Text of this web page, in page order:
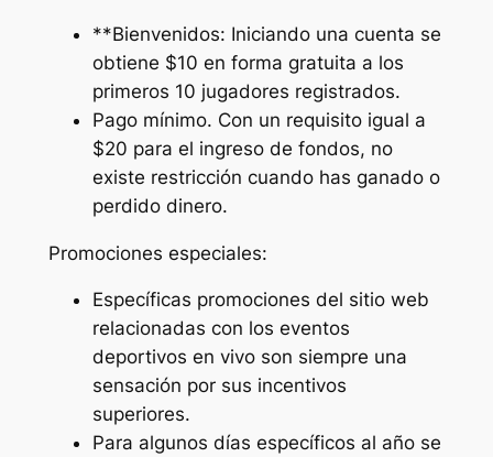
**Bienvenidos: Iniciando una cuenta se
obtiene $10 en forma gratuita a los
primeros 10 jugadores registrados.
Pago mínimo. Con un requisito igual a
$20 para el ingreso de fondos, no
existe restricción cuando has ganado o
perdido dinero.
Promociones especiales:
Específicas promociones del sitio web
relacionadas con los eventos
deportivos en vivo son siempre una
sensación por sus incentivos
superiores.
Para algunos días específicos al año se